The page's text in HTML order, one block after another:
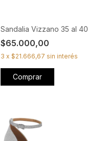
Sandalia Vizzano 35 al 40
$65.000,00
3 x $21.666,67 sin interés
Comprar